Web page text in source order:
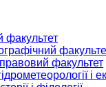
факультет
факультет
і